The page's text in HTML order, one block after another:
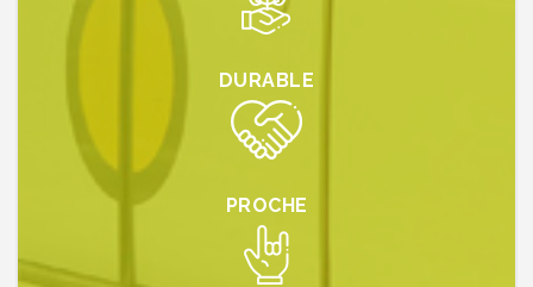
DURABLE
PROCHE